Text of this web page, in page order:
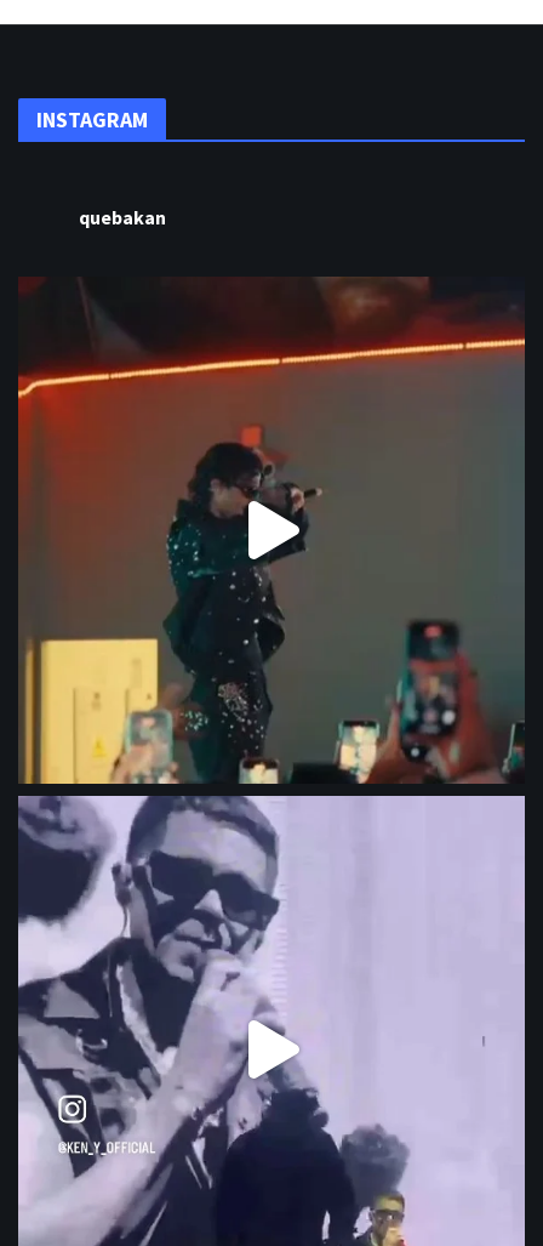
INSTAGRAM
quebakan